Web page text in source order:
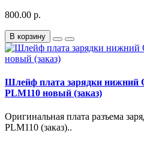
800.00 р.
В корзину
Шлейф плата зарядки нижний
PLM110 новый (заказ)
Оригинальная плата разъема
PLM110 (заказ)..